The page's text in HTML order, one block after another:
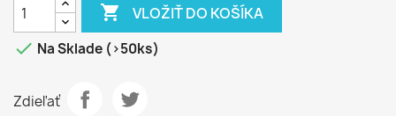
 VLOŽIŤ DO KOŠÍKA
 Na Sklade (>50ks)
Zdieľať